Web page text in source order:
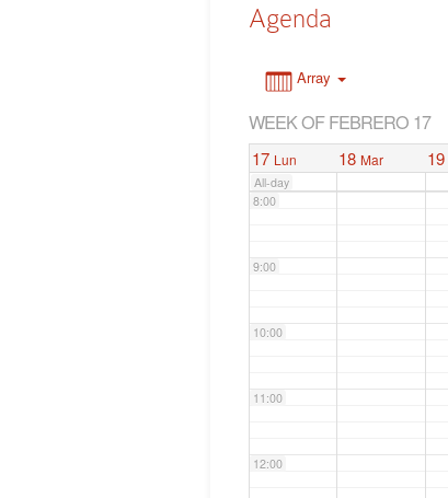
Agenda
Array
WEEK OF FEBRERO 17
17 Lun 18 Mar 19
All-day
6:00
8:00
9:00
10:00
11:00
12:00